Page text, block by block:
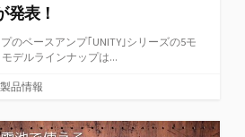
発表！
のベースアンプ｢UNITY｣シリーズの5モ
デルラインナップは...
品情報